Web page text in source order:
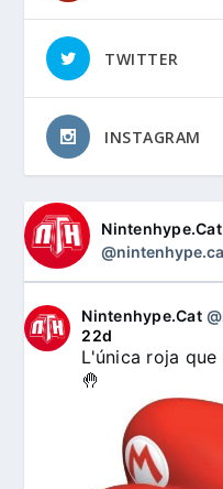
TWITTER
INSTAGRAM
Nintenhype.Cat
Nintenhype.Cat
22d
L'única roja que
🤚